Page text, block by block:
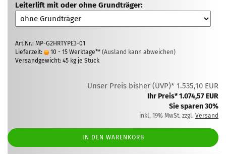
Leiterlift mit oder ohne Grundträger:
Art.Nr.: MP-G2HRTYPE3-01
Lieferzeit:
10 - 15 Werktage** (Ausland kann abweichen)
Versandgewicht: 45 kg je Stück
Unser Preis bisher (UVP)* 1.535,10 EUR
Ihr Preis* 1.074,57 EUR
Sie sparen 30%
inkl. 19% MwSt. zzgl. Versand
IN DEN WARENKORB